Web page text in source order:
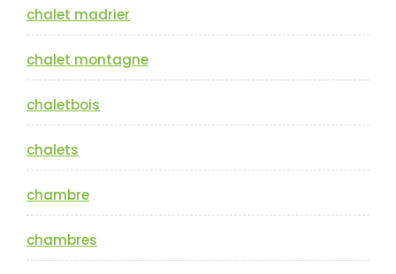
chalet madrier
chalet montagne
chaletbois
chalets
chambre
chambres